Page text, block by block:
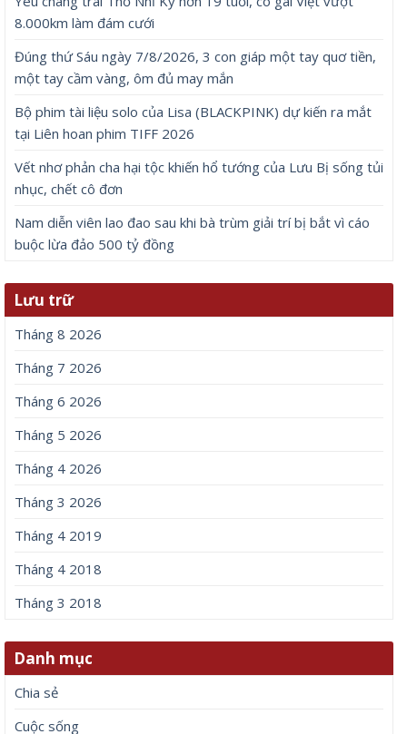
8.000km làm đám cưới
Đúng thứ Sáu ngày 7/8/2026, 3 con giáp một tay quơ tiền,
một tay cầm vàng, ôm đủ may mắn
Bộ phim tài liệu solo của Lisa (BLACKPINK) dự kiến ra mắt
tại Liên hoan phim TIFF 2026
Vết nhơ phản cha hại tộc khiến hổ tướng của Lưu Bị sống tủi
nhục, chết cô đơn
Nam diễn viên lao đao sau khi bà trùm giải trí bị bắt vì cáo
buộc lừa đảo 500 tỷ đồng
Lưu trữ
Tháng 8 2026
Tháng 7 2026
Tháng 6 2026
Tháng 5 2026
Tháng 4 2026
Tháng 3 2026
Tháng 4 2019
Tháng 4 2018
Tháng 3 2018
Danh mục
Chia sẻ
Cuộc sống